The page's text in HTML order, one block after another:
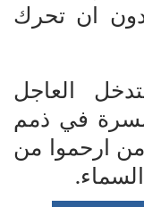
دون ان تحرك
العاجل
في ذمم
ارحموا من